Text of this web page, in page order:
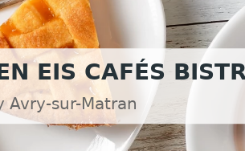
EIS CAFÉS
Avry-sur-Matran